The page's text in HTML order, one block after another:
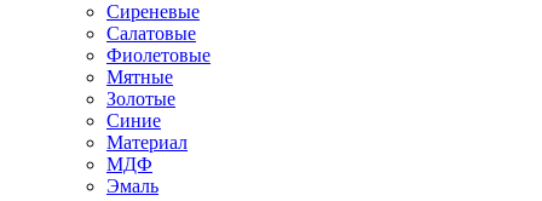
Сиреневые
Салатовые
Фиолетовые
Мятные
Золотые
Синие
Материал
МДФ
Эмаль